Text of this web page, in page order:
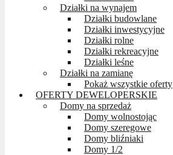
Działki na wynajem
Działki budowlane
Działki inwestycyjne
Działki rolne
Działki rekreacyjne
Działki leśne
Działki na zamianę
Pokaż wszystkie oferty
OFERTY DEWELOPERSKIE
Domy na sprzedaż
Domy wolnostojąc
Domy szeregowe
Domy bliźniaki
Domy 1/2